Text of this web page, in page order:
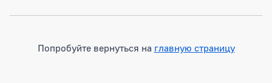
Попробуйте вернуться на главную страницу